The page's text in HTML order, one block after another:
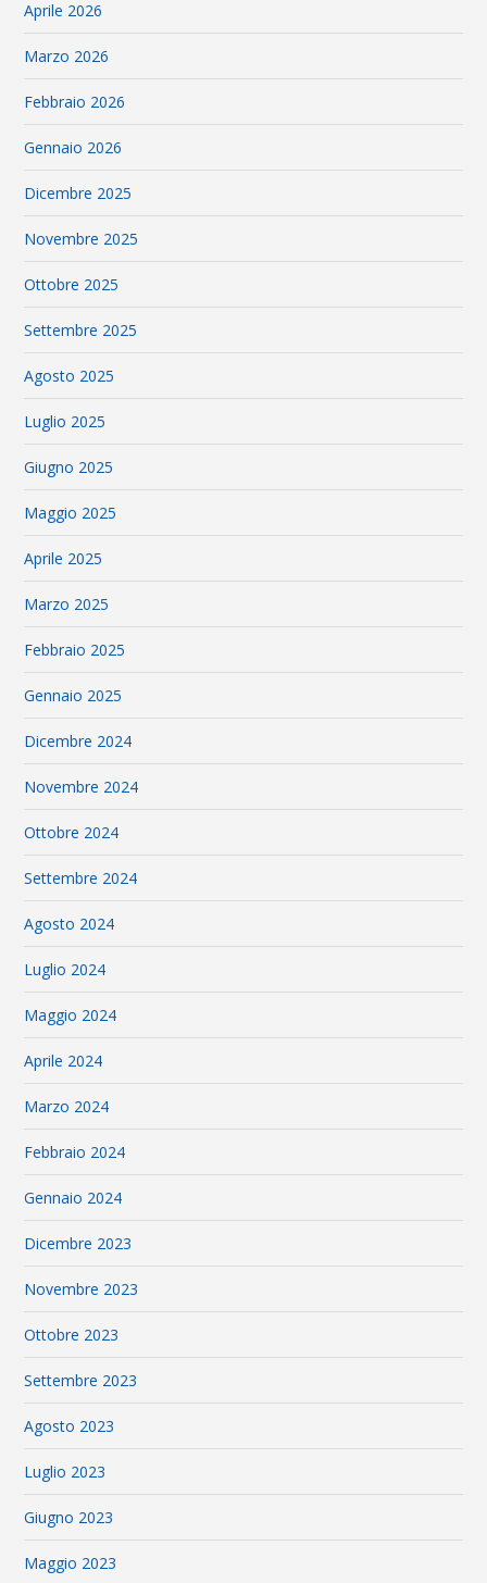
Aprile 2026
Marzo 2026
Febbraio 2026
Gennaio 2026
Dicembre 2025
Novembre 2025
Ottobre 2025
Settembre 2025
Agosto 2025
Luglio 2025
Giugno 2025
Maggio 2025
Aprile 2025
Marzo 2025
Febbraio 2025
Gennaio 2025
Dicembre 2024
Novembre 2024
Ottobre 2024
Settembre 2024
Agosto 2024
Luglio 2024
Maggio 2024
Aprile 2024
Marzo 2024
Febbraio 2024
Gennaio 2024
Dicembre 2023
Novembre 2023
Ottobre 2023
Settembre 2023
Agosto 2023
Luglio 2023
Giugno 2023
Maggio 2023